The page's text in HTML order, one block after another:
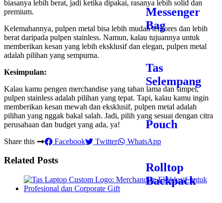
Messenger
Bag
Tas
Selempang
Pouch
Rolltop
Backpack
biasanya lebih berat, jadi ketika dipakai, rasanya lebih solid dan
premium.
Kelemahannya, pulpen metal bisa lebih mudah tergores dan lebih
berat daripada pulpen stainless. Namun, kalau tujuannya untuk
memberikan kesan yang lebih eksklusif dan elegan, pulpen metal
adalah pilihan yang sempurna.
Kesimpulan:
Kalau kamu pengen merchandise yang tahan lama dan simpel,
pulpen stainless adalah pilihan yang tepat. Tapi, kalau kamu ingin
memberikan kesan mewah dan eksklusif, pulpen metal adalah
pilihan yang nggak bakal salah. Jadi, pilih yang sesuai dengan citra
perusahaan dan budget yang ada, ya!
Share this
Facebook Twitter WhatsApp
Related Posts